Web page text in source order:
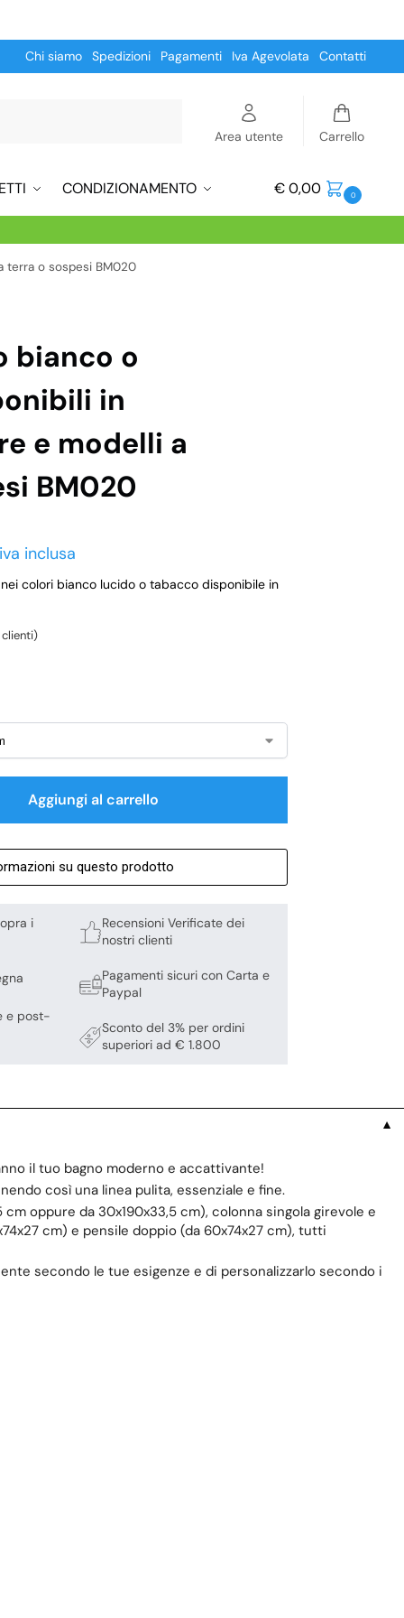
Chi siamo Spedizioni Pagamenti Iva Agevolata Contatti
Area utente Carrello
CONDIZIONAMENTO €0,00 0
terra o sospesi BM020
bianco o
in
e modelli a
BM020
inclusa
colori bianco lucido o tabacco disponibile in
Aggiungi al carrello
su questo prodotto
i
e post-
Recensioni Verificate dei
nostri clienti
Pagamenti sicuri con Carta e
Paypal
Sconto del 3% per ordini
superiori ad € 1.800
▼
il tuo bagno moderno e accattivante!
così una linea pulita, essenziale e fine.
oppure da 30x190x33,5 cm), colonna singola girevole e
cm) e pensile doppio (da 60x74x27 cm), tutti
secondo le tue esigenze e di personalizzarlo secondo i